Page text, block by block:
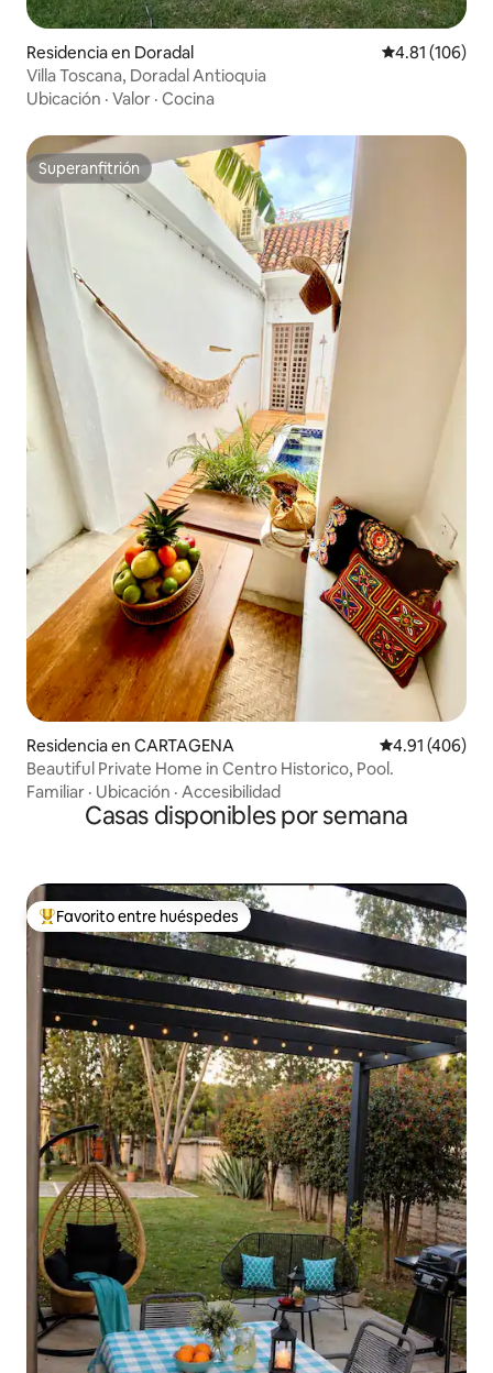
Residencia en Doradal Calificación
4.81 (106)
Villa Toscana, Doradal Antioquia
Ubicación · Valor · Cocina
Superanfitrión
Superanfitrión
Residencia en CARTAGENA Calificación
4.91 (406)
Beautiful Private Home in Centro Historico, Pool.
Familiar · Ubicación · Accesibilidad
Casas disponibles por semana
De los mejores en Favorito entre huéspedes
Favorito entre huéspedes